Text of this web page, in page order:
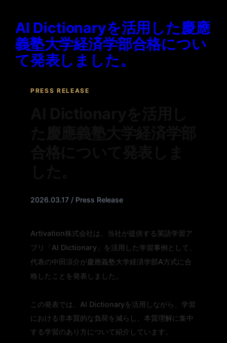
AI Dictionaryを活用した慶應
義塾大学経済学部合格につい
て発表しました。
PRESS RELEASE
2026.03.17 / Press Release
Artivation株式会社は、当社が提供する英語学習ア
プリ「AI Dictionary」を活用した学習事例として、
代表の中田涼介が慶應義塾大学経済学部A方式に合
格したことを発表しました。
この発表では、AI Dictionaryを活用しながら、学習
における非本質的な負荷を減らし、本質理解に集中
する学習のあり方について紹介しています。